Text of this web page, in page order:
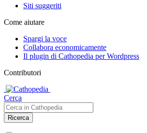
Siti suggeriti
Come aiutare
Spargi la voce
Collabora economicamente
Il plugin di Cathopedia per Wordpress
Contributori
Cerca
Ricerca